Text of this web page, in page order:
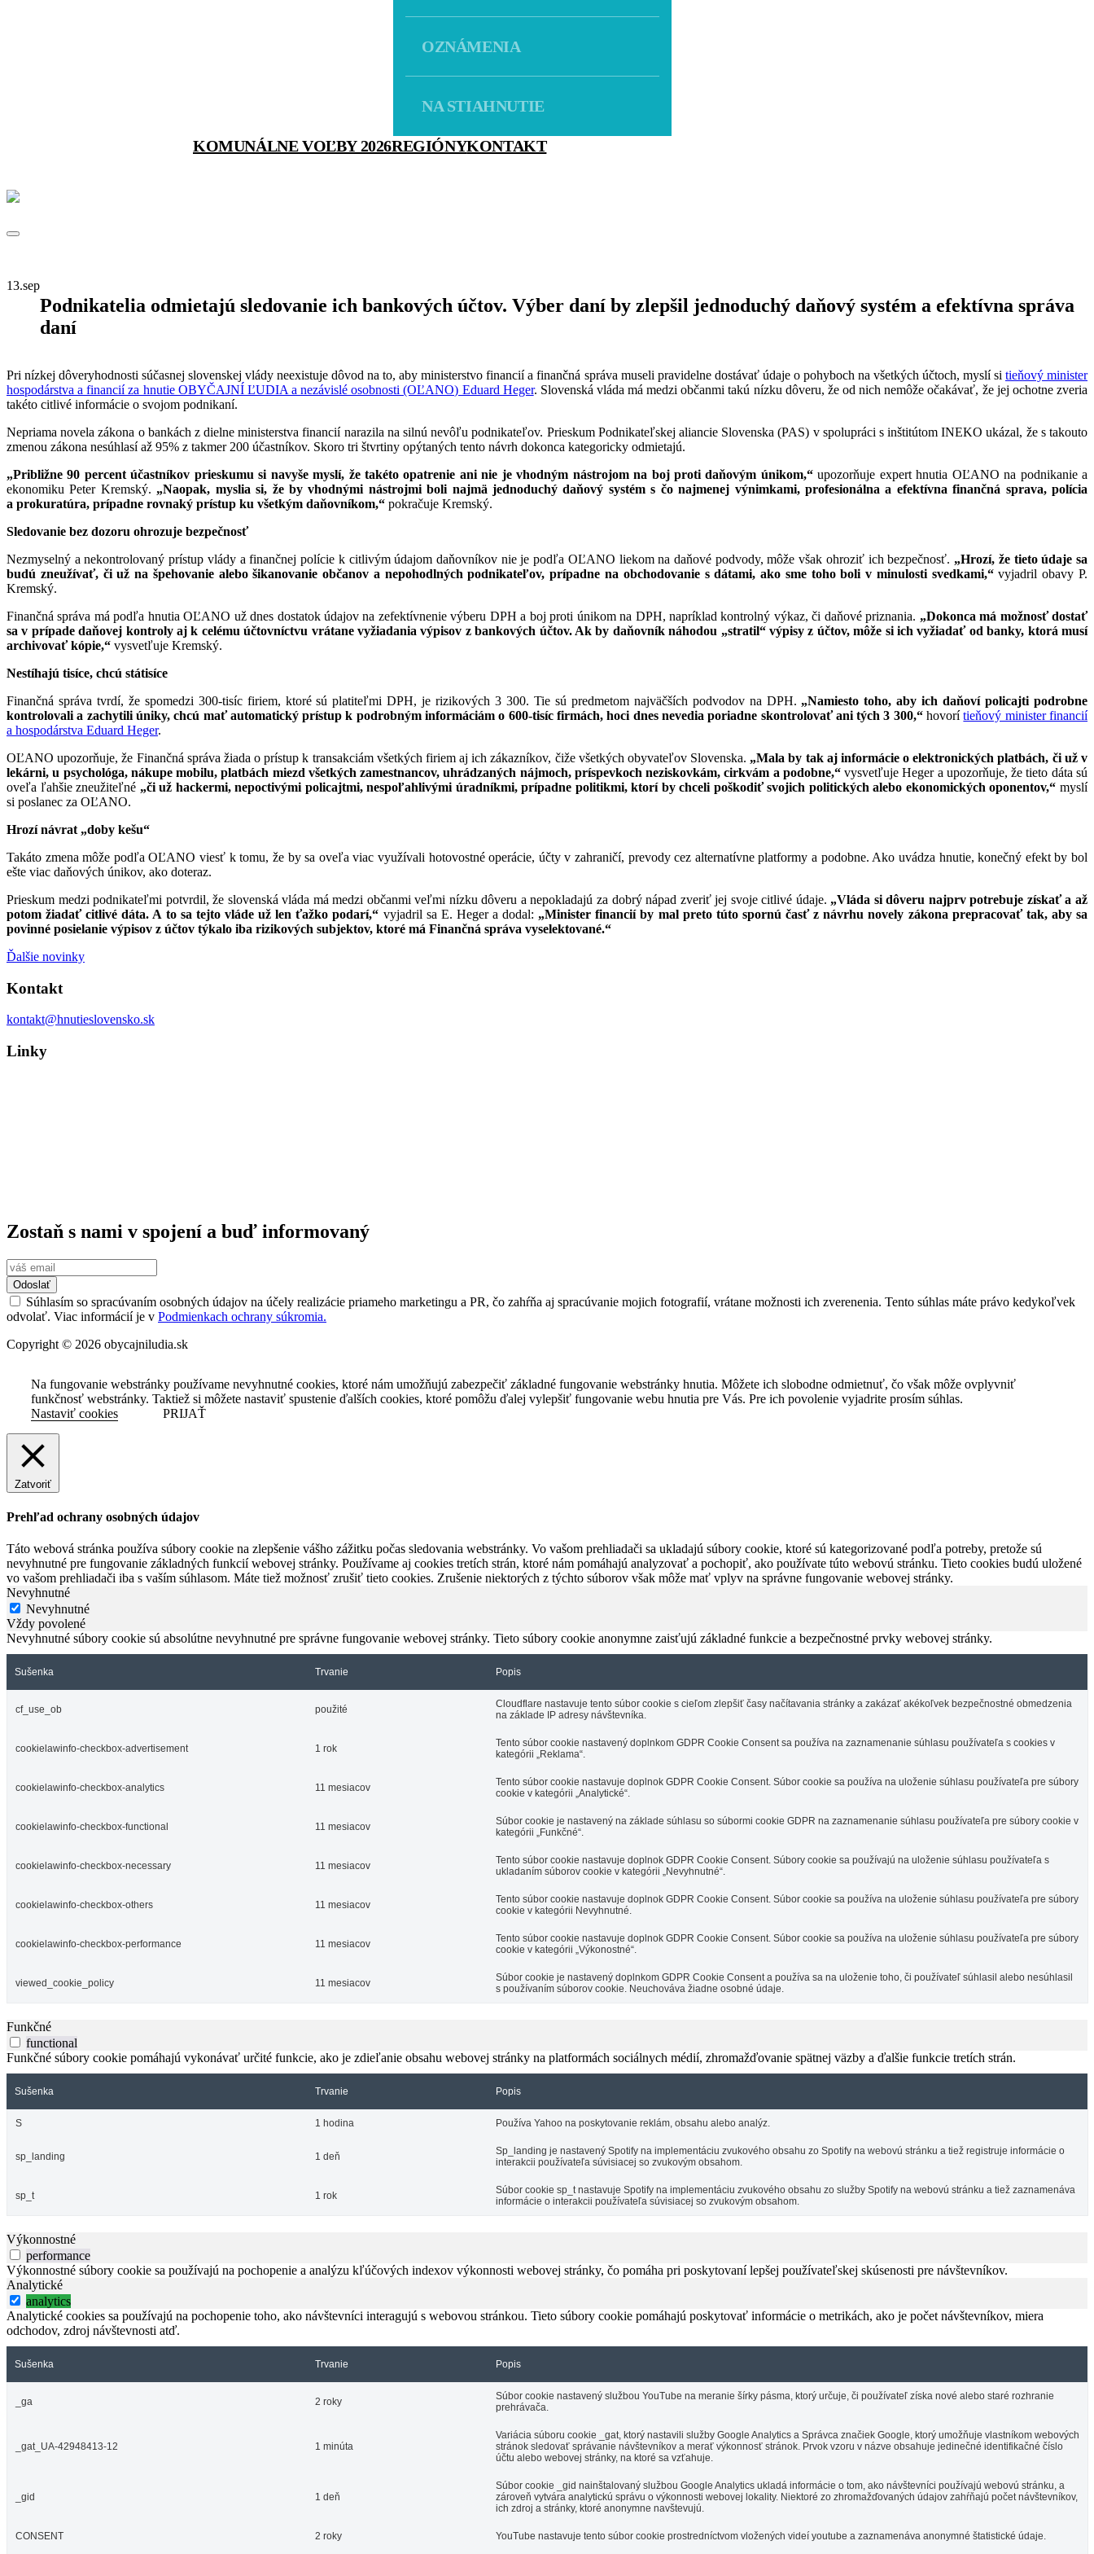
OZNÁMENIA
NA STIAHNUTIE
KOMUNÁLNE VOĽBY 2026REGIÓNYKONTAKT
13.sep
Podnikatelia odmietajú sledovanie ich bankových účtov. Výber daní by zlepšil jednoduchý daňový systém a efektívna správa
daní
Pri nízkej dôveryhodnosti súčasnej slovenskej vlády neexistuje dôvod na to, aby ministerstvo financií a finančná správa museli pravidelne dostávať údaje o pohyboch na všetkých účtoch, myslí si tieňový minister
hospodárstva a financií za hnutie OBYČAJNÍ ĽUDIA a nezávislé osobnosti (OĽANO) Eduard Heger. Slovenská vláda má medzi občanmi takú nízku dôveru, že od nich nemôže očakávať, že jej ochotne zveria
takéto citlivé informácie o svojom podnikaní.
Nepriama novela zákona o bankách z dielne ministerstva financií narazila na silnú nevôľu podnikateľov. Prieskum Podnikateľskej aliancie Slovenska (PAS) v spolupráci s inštitútom INEKO ukázal, že s takouto
zmenou zákona nesúhlasí až 95% z takmer 200 účastníkov. Skoro tri štvrtiny opýtaných tento návrh dokonca kategoricky odmietajú.
„Približne 90 percent účastníkov prieskumu si navyše myslí, že takéto opatrenie ani nie je vhodným nástrojom na boj proti daňovým únikom,“upozorňuje expert hnutia OĽANO na podnikanie a
ekonomiku Peter Kremský. „Naopak, myslia si, že by vhodnými nástrojmi boli najmä jednoduchý daňový systém s čo najmenej výnimkami, profesionálna a efektívna finančná sprava, polícia
a prokuratúra, prípadne rovnaký prístup ku všetkým daňovníkom,“ pokračuje Kremský.
Sledovanie bez dozoru ohrozuje bezpečnosť
Nezmyselný a nekontrolovaný prístup vlády a finančnej polície k citlivým údajom daňovníkov nie je podľa OĽANO liekom na daňové podvody, môže však ohroziť ich bezpečnosť. „Hrozí, že tieto údaje sa
budú zneužívať, či už na špehovanie alebo šikanovanie občanov a nepohodlných podnikateľov, prípadne na obchodovanie s dátami, ako sme toho boli v minulosti svedkami,“vyjadril obavy P.
Kremský.
Finančná správa má podľa hnutia OĽANO už dnes dostatok údajov na zefektívnenie výberu DPH a boj proti únikom na DPH, napríklad kontrolný výkaz, či daňové priznania. „Dokonca má možnosť dostať
sa v prípade daňovej kontroly aj k celému účtovníctvu vrátane vyžiadania výpisov z bankových účtov. Ak by daňovník náhodou „stratil“ výpisy z účtov, môže si ich vyžiadať od banky, ktorá musí
archivovať kópie,“ vysvetľuje Kremský.
Nestíhajú tisíce, chcú státisíce
Finančná správa tvrdí, že spomedzi 300-tisíc firiem, ktoré sú platiteľmi DPH, je rizikových 3 300. Tie sú predmetom najväčších podvodov na DPH. „Namiesto toho, aby ich daňoví policajti podrobne
kontrolovali a zachytili úniky, chcú mať automatický prístup k podrobným informáciám o 600-tisíc firmách, hoci dnes nevedia poriadne skontrolovať ani tých 3 300,“hovorítieňový minister financií
a hospodárstva Eduard Heger.
OĽANO upozorňuje, že Finančná správa žiada o prístup k transakciám všetkých firiem aj ich zákazníkov, čiže všetkých obyvateľov Slovenska. „Mala by tak aj informácie o elektronických platbách, či už v
lekárni, u psychológa, nákupe mobilu, platbách miezd všetkých zamestnancov, uhrádzaných nájmoch, príspevkoch neziskovkám, cirkvám a podobne,“vysvetľuje Heger a upozorňuje, že tieto dáta sú
oveľa ľahšie zneužiteľné „či už hackermi, nepoctivými policajtmi, nespoľahlivými úradníkmi, prípadne politikmi, ktorí by chceli poškodiť svojich politických alebo ekonomických oponentov,“myslí
si poslanec za OĽANO.
Hrozí návrat „doby kešu“
Takáto zmena môže podľa OĽANO viesť k tomu, že by sa oveľa viac využívali hotovostné operácie, účty v zahraničí, prevody cez alternatívne platformy a podobne. Ako uvádza hnutie, konečný efekt by bol
ešte viac daňových únikov, ako doteraz.
Prieskum medzi podnikateľmi potvrdil, že slovenská vláda má medzi občanmi veľmi nízku dôveru a nepokladajú za dobrý nápad zveriť jej svoje citlivé údaje. „Vláda si dôveru najprv potrebuje získať a až
potom žiadať citlivé dáta. A to sa tejto vláde už len ťažko podarí,“ vyjadril sa E. Heger a dodal: „Minister financií by mal preto túto spornú časť z návrhu novely zákona prepracovať tak, aby sa
povinné posielanie výpisov z účtov týkalo iba rizikových subjektov, ktoré má Finančná správa vyselektované.“
Ďalšie novinky
Kontakt
kontakt@hnutieslovensko.sk
Linky
Zostaň s nami v spojení a buď informovaný
Odoslať
Súhlasím so spracúvaním osobných údajov na účely realizácie priameho marketingu a PR, čo zahŕňa aj spracúvanie mojich fotografií, vrátane možnosti ich zverenenia. Tento súhlas máte právo kedykoľvek
odvolať. Viac informácií je v Podmienkach ochrany súkromia.
Copyright © 2026 obycajniludia.sk
Na fungovanie webstránky používame nevyhnutné cookies, ktoré nám umožňujú zabezpečiť základné fungovanie webstránky hnutia. Môžete ich slobodne odmietnuť, čo však môže ovplyvniť
funkčnosť webstránky. Taktiež si môžete nastaviť spustenie ďalších cookies, ktoré pomôžu ďalej vylepšiť fungovanie webu hnutia pre Vás. Pre ich povolenie vyjadrite prosím súhlas.
Nastaviť cookies
PRIJAŤ
Zatvoriť
Prehľad ochrany osobných údajov
Táto webová stránka používa súbory cookie na zlepšenie vášho zážitku počas sledovania webstránky. Vo vašom prehliadači sa ukladajú súbory cookie, ktoré sú kategorizované podľa potreby, pretože sú
nevyhnutné pre fungovanie základných funkcií webovej stránky. Používame aj cookies tretích strán, ktoré nám pomáhajú analyzovať a pochopiť, ako používate túto webovú stránku. Tieto cookies budú uložené
vo vašom prehliadači iba s vaším súhlasom. Máte tiež možnosť zrušiť tieto cookies. Zrušenie niektorých z týchto súborov však môže mať vplyv na správne fungovanie webovej stránky.
Nevyhnutné
Nevyhnutné
Vždy povolené
Nevyhnutné súbory cookie sú absolútne nevyhnutné pre správne fungovanie webovej stránky. Tieto súbory cookie anonymne zaisťujú základné funkcie a bezpečnostné prvky webovej stránky.
Sušenka Trvanie Popis
cf_use_ob použité
Cloudflare nastavuje tento súbor cookie s cieľom zlepšiť časy načítavania stránky a zakázať akékoľvek bezpečnostné obmedzenia
na základe IP adresy návštevníka.
cookielawinfo-checkbox-advertisement 1 rok
Tento súbor cookie nastavený doplnkom GDPR Cookie Consent sa používa na zaznamenanie súhlasu používateľa s cookies v
kategórii „Reklama“.
cookielawinfo-checkbox-analytics 11 mesiacov
Tento súbor cookie nastavuje doplnok GDPR Cookie Consent. Súbor cookie sa používa na uloženie súhlasu používateľa pre súbory
cookie v kategórii „Analytické“.
cookielawinfo-checkbox-functional 11 mesiacov
Súbor cookie je nastavený na základe súhlasu so súbormi cookie GDPR na zaznamenanie súhlasu používateľa pre súbory cookie v
kategórii „Funkčné“.
cookielawinfo-checkbox-necessary 11 mesiacov
Tento súbor cookie nastavuje doplnok GDPR Cookie Consent. Súbory cookie sa používajú na uloženie súhlasu používateľa s
ukladaním súborov cookie v kategórii „Nevyhnutné“.
cookielawinfo-checkbox-others 11 mesiacov
Tento súbor cookie nastavuje doplnok GDPR Cookie Consent. Súbor cookie sa používa na uloženie súhlasu používateľa pre súbory
cookie v kategórii Nevyhnutné.
cookielawinfo-checkbox-performance 11 mesiacov
Tento súbor cookie nastavuje doplnok GDPR Cookie Consent. Súbor cookie sa používa na uloženie súhlasu používateľa pre súbory
cookie v kategórii „Výkonostné“.
viewed_cookie_policy 11 mesiacov
Súbor cookie je nastavený doplnkom GDPR Cookie Consent a používa sa na uloženie toho, či používateľ súhlasil alebo nesúhlasil
s používaním súborov cookie. Neuchováva žiadne osobné údaje.
Funkčné
functional
Funkčné súbory cookie pomáhajú vykonávať určité funkcie, ako je zdieľanie obsahu webovej stránky na platformách sociálnych médií, zhromažďovanie spätnej väzby a ďalšie funkcie tretích strán.
Sušenka Trvanie Popis
S 1 hodina Používa Yahoo na poskytovanie reklám, obsahu alebo analýz.
sp_landing 1 deň
Sp_landing je nastavený Spotify na implementáciu zvukového obsahu zo Spotify na webovú stránku a tiež registruje informácie o
interakcii používateľa súvisiacej so zvukovým obsahom.
sp_t 1 rok
Súbor cookie sp_t nastavuje Spotify na implementáciu zvukového obsahu zo služby Spotify na webovú stránku a tiež zaznamenáva
informácie o interakcii používateľa súvisiacej so zvukovým obsahom.
Výkonnostné
performance
Výkonnostné súbory cookie sa používajú na pochopenie a analýzu kľúčových indexov výkonnosti webovej stránky, čo pomáha pri poskytovaní lepšej používateľskej skúsenosti pre návštevníkov.
Analytické
analytics
Analytické cookies sa používajú na pochopenie toho, ako návštevníci interagujú s webovou stránkou. Tieto súbory cookie pomáhajú poskytovať informácie o metrikách, ako je počet návštevníkov, miera
odchodov, zdroj návštevnosti atď.
Sušenka Trvanie Popis
_ga 2 roky
Súbor cookie nastavený službou YouTube na meranie šírky pásma, ktorý určuje, či používateľ získa nové alebo staré rozhranie
prehrávača.
_gat_UA-42948413-12 1 minúta
Variácia súboru cookie _gat, ktorý nastavili služby Google Analytics a Správca značiek Google, ktorý umožňuje vlastníkom webových
stránok sledovať správanie návštevníkov a merať výkonnosť stránok. Prvok vzoru v názve obsahuje jedinečné identifikačné číslo
účtu alebo webovej stránky, na ktoré sa vzťahuje.
_gid 1 deň
Súbor cookie _gid nainštalovaný službou Google Analytics ukladá informácie o tom, ako návštevníci používajú webovú stránku, a
zároveň vytvára analytickú správu o výkonnosti webovej lokality. Niektoré zo zhromažďovaných údajov zahŕňajú počet návštevníkov,
ich zdroj a stránky, ktoré anonymne navštevujú.
CONSENT 2 roky YouTube nastavuje tento súbor cookie prostredníctvom vložených videí youtube a zaznamenáva anonymné štatistické údaje.